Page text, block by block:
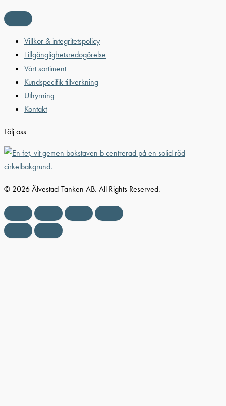
Villkor & integritetspolicy
Tillgänglighetsredogörelse
Vårt sortiment
Kundspecifik tillverkning
Uthyrning
Kontakt
Följ oss
© 2026 Älvestad-Tanken AB. All Rights Reserved.